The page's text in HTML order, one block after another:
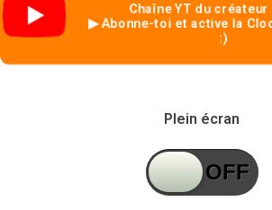
Chaîne YT du
▶ Abonne-toi et active la
:)
Plein écran